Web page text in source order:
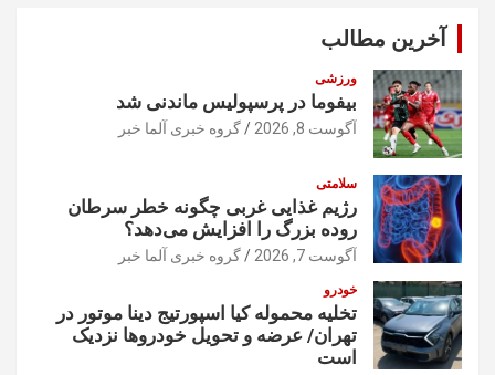
آخرین مطالب
ورزشی
بیفوما در پرسپولیس ماندنی شد
آگوست 8, 2026 گروه خبری آلما خبر
سلامتی
رژیم غذایی غربی چگونه خطر سرطان
روده بزرگ را افزایش می‌دهد؟
آگوست 7, 2026 گروه خبری آلما خبر
خودرو
تخلیه محموله کیا اسپورتیج دینا موتور در
تهران/ عرضه و تحویل خودروها نزدیک
است